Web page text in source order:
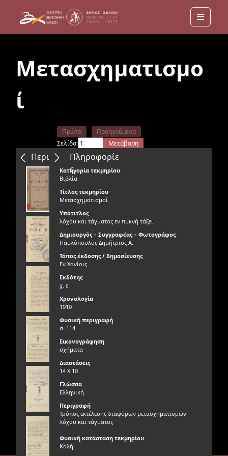
Menu
Μετασχηματισμο
ί
Περιεχόμενα
Πρώτο
Προηγούμενο
Σελίδα:
Μετάβαση
Επόμενο
Τελευταίο
Πληροφορίε
ς
Κατηγορία τεκμηρίου
Βιβλία
Τίτλος τεκμηρίου
Μετασχηματισμοί
Υπότιτλος
λόχου και τάγματος εν πυκνή τάξει
Δημιουργός – Συγγραφέας – Φωτογράφος
Παυλόπουλος Δημήτριος Α.
Τόπος έκδοσης / δημοσίευσης
Εν Χανίοις
Εκδότης
χ. ε.
Χρονολογία
1910
Φυσική περιγραφή
σ. 114
Εικονογράφηση
σχήματα
Διαστάσεις
14 Χ 10
Γλώσσα
Ελληνική
Περιγραφή
Τρόπος εκτέλεσης διαφόρων μετασχηματισμών
λόχου και τάγματος
Φυσική κατάσταση τεκμηρίου
Καλή